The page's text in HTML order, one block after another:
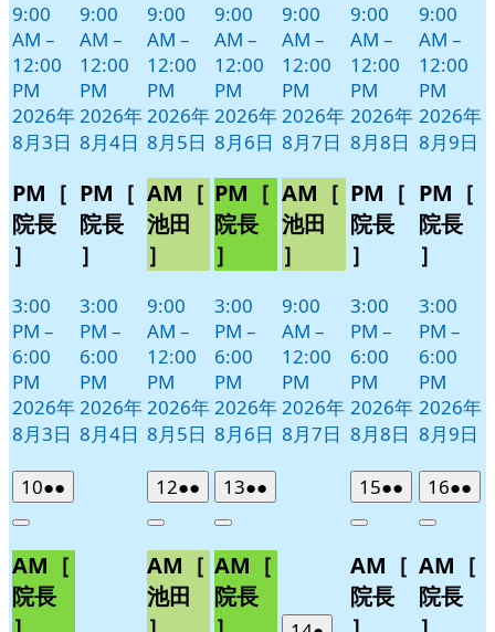
9:00
AM –
12:00
PM
2026年
8月3日
PM［
院長
］
3:00
PM –
6:00
PM
2026年
8月3日
9:00
AM –
12:00
PM
2026年
8月4日
PM［
院長
］
3:00
PM –
6:00
PM
2026年
8月4日
9:00
AM –
12:00
PM
2026年
8月5日
AM［
池田
］
9:00
AM –
12:00
PM
2026年
8月5日
9:00
AM –
12:00
PM
2026年
8月6日
PM［
院長
］
3:00
PM –
6:00
PM
2026年
8月6日
9:00
AM –
12:00
PM
2026年
8月7日
AM［
池田
］
9:00
AM –
12:00
PM
2026年
8月7日
9:00
AM –
12:00
PM
2026年
8月8日
PM［
院長
］
3:00
PM –
6:00
PM
2026年
8月8日
9:00
AM –
12:00
PM
2026年
8月9日
PM［
院長
］
3:00
PM –
6:00
PM
2026年
8月9日
102026
年
月
10
日
●●
件
イ
Close
AM［
院長
122026
年
月
12
日
●●
件
イ
ベ
Close
AM［
池田
132026
年
月
13
日
●●
件
イ
ン
Close
AM［
院長
152026
年
月
15
日
●●
件
イ
ベ
Close
AM［
院長
162026
年
月
16
日
●●
件
イ
Close
AM［
院長